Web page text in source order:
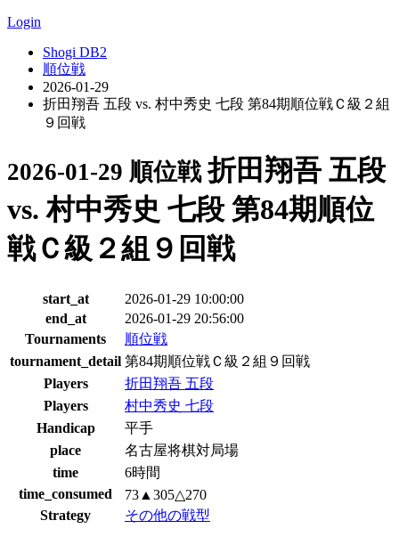
Login
Shogi DB2
順位戦
2026-01-29
折田翔吾 五段 vs. 村中秀史 七段 第84期順位戦Ｃ級２組
９回戦
2026-01-29 順位戦折田翔吾 五段
vs. 村中秀史 七段 第84期順位
戦Ｃ級２組９回戦
start_at
2026-01-29 10:00:00
end_at
2026-01-29 20:56:00
Tournaments
順位戦
tournament_detail 第84期順位戦Ｃ級２組９回戦
Players
折田翔吾 五段
Players
村中秀史 七段
Handicap
平手
place
名古屋将棋対局場
time
6時間
time_consumed
73▲305△270
Strategy
その他の戦型